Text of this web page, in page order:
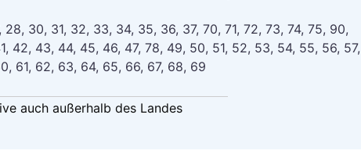
28, 30, 31, 32, 33, 34, 35, 36, 37, 70, 71, 72, 73, 74, 75, 90,
42, 43, 44, 45, 46, 47, 78, 49, 50, 51, 52, 53, 54, 55, 56, 57,
61, 62, 63, 64, 65, 66, 67, 68, 69
auch außerhalb des Landes